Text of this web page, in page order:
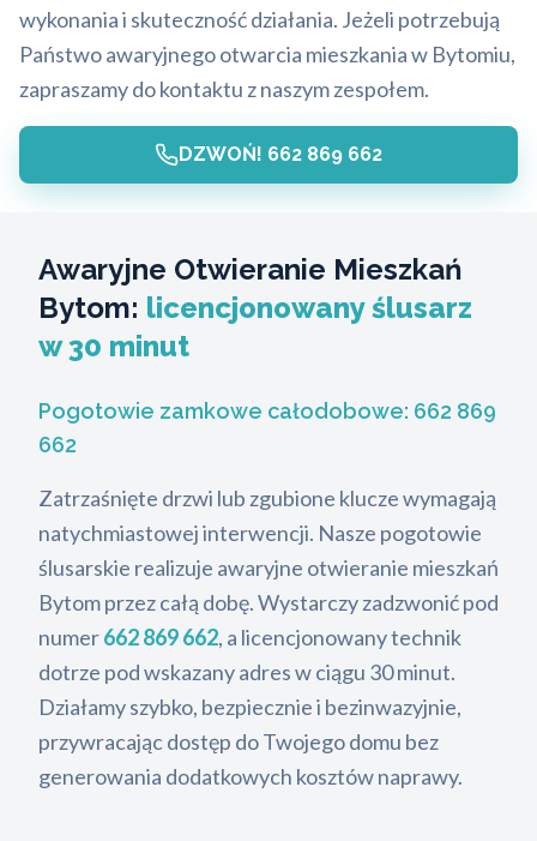
wykonania i skuteczność działania. Jeżeli potrzebują
Państwo awaryjnego otwarcia mieszkania w Bytomiu,
zapraszamy do kontaktu z naszym zespołem.
DZWOŃ! 662 869 662
Awaryjne Otwieranie Mieszkań
Bytom: licencjonowany ślusarz
w 30 minut
Pogotowie zamkowe całodobowe: 662 869
662
Zatrzaśnięte drzwi lub zgubione klucze wymagają
natychmiastowej interwencji. Nasze pogotowie
ślusarskie realizuje awaryjne otwieranie mieszkań
Bytom przez całą dobę. Wystarczy zadzwonić pod
numer662 869 662, a licencjonowany technik
dotrze pod wskazany adres w ciągu 30 minut.
Działamy szybko, bezpiecznie i bezinwazyjnie,
przywracając dostęp do Twojego domu bez
generowania dodatkowych kosztów naprawy.